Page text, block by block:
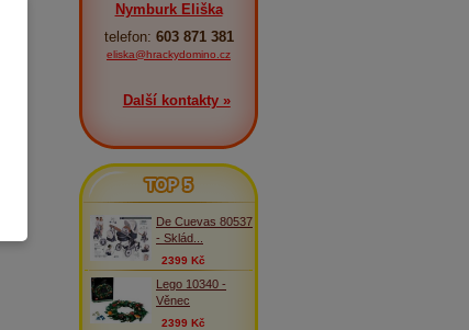
Nymburk Eliška
telefon: 603 871 381
eliska@hrackydomino.cz
Další kontakty »
TOP 5
De Cuevas 80537
- Sklád...
2399 Kč
Lego 10340 -
Věnec
2399 Kč